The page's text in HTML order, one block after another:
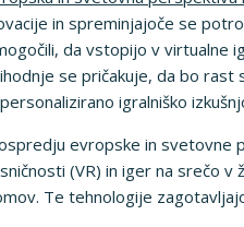
in spreminjajoče se
da vstopijo v virtualne
se pričakuje, da bo rast
igralniško
evropske in svetovne
(VR) in iger na srečo v
Te tehnologije